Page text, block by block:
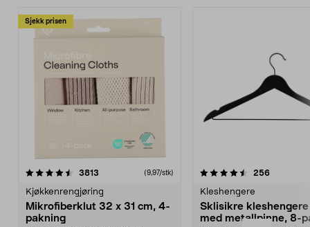
Sjekk prisen
3813 anmeldelser(9,97/stk)
Kjøkkenrengjøring
Mikrofiberklut 32 x 31 cm, 4-
pakning
4.5av 5 stjerner 256
Kleshengere
Sklisikre
med metallpinne, 8-
4.5av 5 stjerner